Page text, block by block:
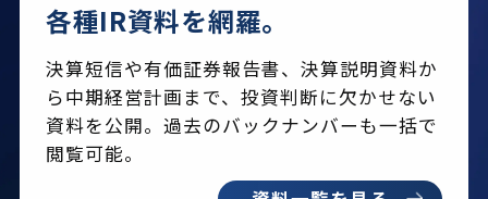
各種IR資料を網羅。
決算短信や有価証券報告書、決算説明資料か
ら中期経営計画まで、 投資判断に欠かせない
資料を公開。過去のバックナンバーも一括で
閲覧可能。